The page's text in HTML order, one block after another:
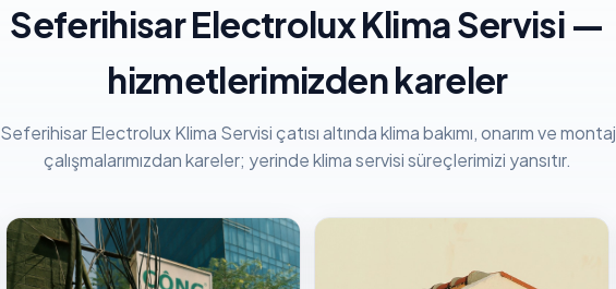
Seferihisar Electrolux Klima Servisi —
hizmetlerimizden kareler
Seferihisar Electrolux Klima Servisi çatısı altında klima bakımı, onarım ve montaj
çalışmalarımızdan kareler; yerinde klima servisi süreçlerimizi yansıtır.